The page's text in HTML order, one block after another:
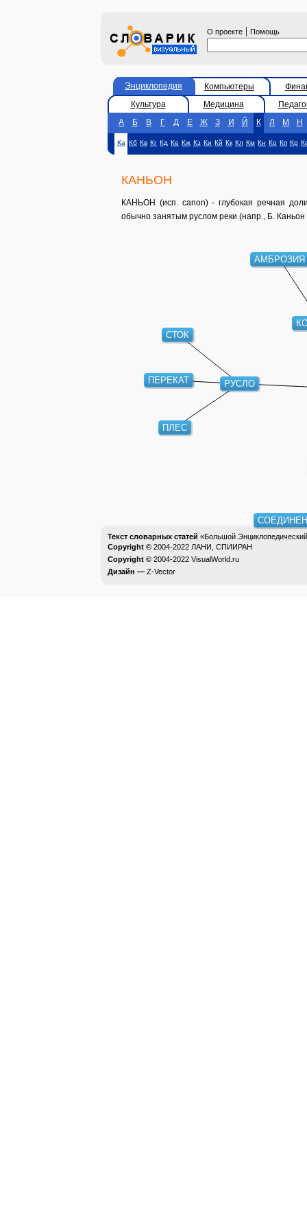
О проекте | Помощь
Энциклопедия Компьютеры
Культура
Медицина
А
Б В Г Д Е Ж З И Й К Л М Н
Ка Кб Кв Кг Кд Ке Кж Кз Ки Кй Кк Кл Км Кн Ко Кп Кр
КАНЬОН
КАНЬОН (исп. canon) - глубокая речная
обычно занятым руслом реки (напр., Б.
РУСЛО
АМБРОЗИЯ
ПЕРЕКАТ
ПЛЕС
СТОК
Текст словарных статей «Большой
Copyright © 2004-2022 ЛАНИ, СПИИРАН
Copyright © 2004-2022 VisualWorld.ru
Дизайн — Z-Vector